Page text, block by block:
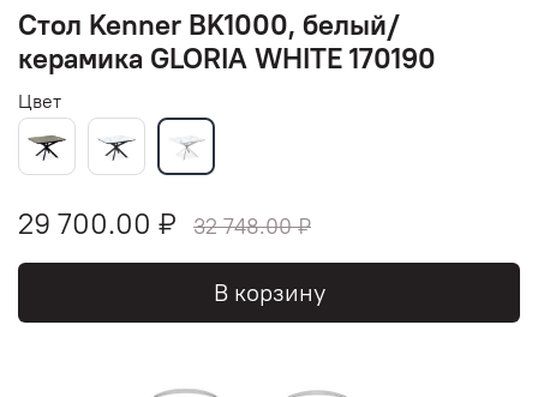
Стол Kenner BK1000, белый/
керамика GLORIA WHITE 170190
Цвет
29 700.00 ₽ 32 748.00 ₽
В корзину